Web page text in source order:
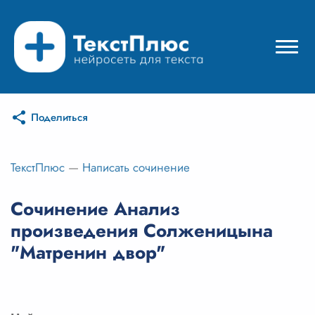
Режимы нейросети
Цены
Вход
Вход с Telegram
Поделиться
ТекстПлюс — Написать сочинение
Сочинение Анализ
произведения Солженицына
"Матренин двор"